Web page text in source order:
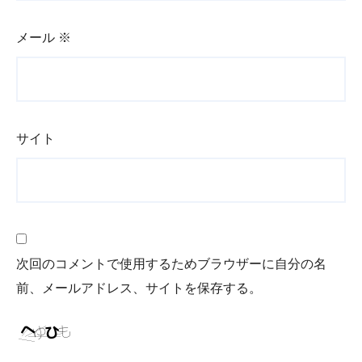
メール ※
サイト
次回のコメントで使用するためブラウザーに自分の名
前、メールアドレス、サイトを保存する。